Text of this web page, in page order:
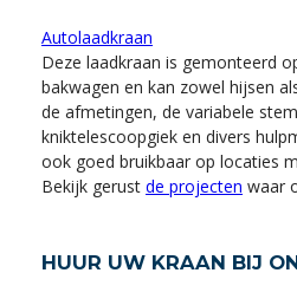
Autolaadkraan
Deze laadkraan is gemonteerd
bakwagen en kan zowel hijsen
de afmetingen, de variabele
kniktelescoopgiek en divers
ook goed bruikbaar op locaties
Bekijk gerust de projecten waar
HUUR UW KRAAN BIJ